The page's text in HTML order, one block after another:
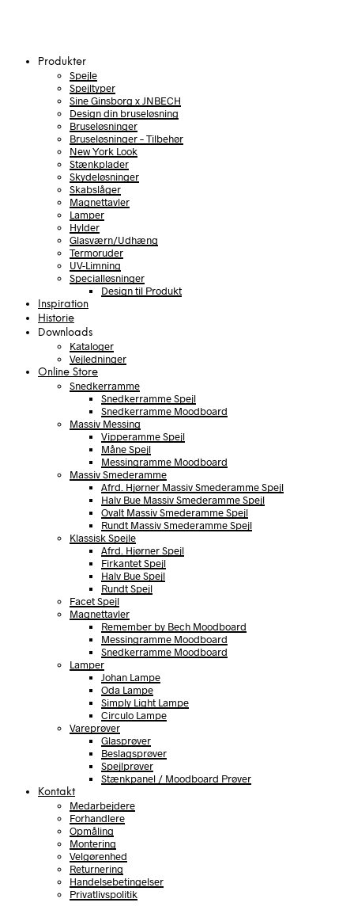
Produkter
Spejle
Spejltyper
Sine Ginsborg x JNBECH
Design din bruseløsning
Bruseløsninger
Bruseløsninger – Tilbehør
New York Look
Stænkplader
Skydeløsninger
Skabslåger
Magnettavler
Lamper
Hylder
Glasværn/Udhæng
Termoruder
UV-Limning
Specialløsninger
Design til Produkt
Inspiration
Historie
Downloads
Kataloger
Vejledninger
Online Store
Snedkerramme
Snedkerramme Spejl
Snedkerramme Moodboard
Massiv Messing
Vipperamme Spejl
Måne Spejl
Messingramme Moodboard
Massiv Smederamme
Afrd. Hjørner Massiv Smederamme Spejl
Halv Bue Massiv Smederamme Spejl
Ovalt Massiv Smederamme Spejl
Rundt Massiv Smederamme Spejl
Klassisk Spejle
Afrd. Hjørner Spejl
Firkantet Spejl
Halv Bue Spejl
Rundt Spejl
Facet Spejl
Magnettavler
Remember by Bech Moodboard
Messingramme Moodboard
Snedkerramme Moodboard
Lamper
Johan Lampe
Oda Lampe
Simply Light Lampe
Circulo Lampe
Vareprøver
Glasprøver
Beslagsprøver
Spejlprøver
Stænkpanel / Moodboard Prøver
Kontakt
Medarbejdere
Forhandlere
Opmåling
Montering
Velgørenhed
Returnering
Handelsebetingelser
Privatlivspolitik